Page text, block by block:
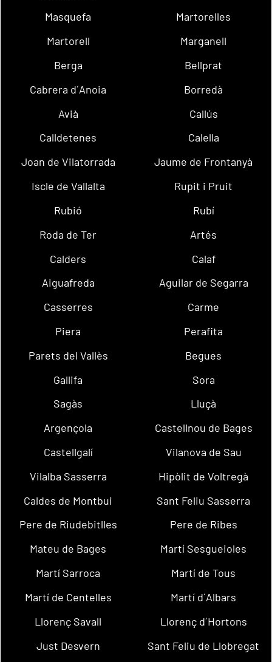
Masquefa
Martorelles
Martorell
Marganell
Berga
Bellprat
Cabrera d´Anoia
Borredà
Avià
Callús
Calldetenes
Calella
Joan de Vilatorrada
Jaume de Frontanyà
Iscle de Vallalta
Rupit i Pruit
Rubió
Rubí
Roda de Ter
Artés
Calders
Calaf
Aiguafreda
Aguilar de Segarra
Casserres
Carme
Piera
Perafita
Parets del Vallès
Begues
Gallifa
Sora
Sagàs
Lluçà
Argençola
Castellnou de Bages
Castellgalí
Vilanova de Sau
Vilalba Sasserra
Hipòlit de Voltregà
Caldes de Montbui
Sant Feliu Sasserra
Pere de Riudebitlles
Pere de Ribes
Mateu de Bages
Martí Sesgueioles
Martí Sarroca
Martí de Tous
Martí de Centelles
Martí d´Albars
Llorenç Savall
Llorenç d´Hortons
Just Desvern
Sant Feliu de Llobregat